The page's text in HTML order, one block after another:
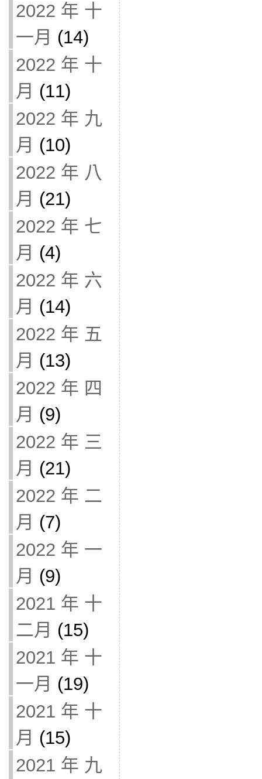
2022 年 十
一月 (14)
2022 年 十
月 (11)
2022 年 九
月 (10)
2022 年 八
月 (21)
2022 年 七
月 (4)
2022 年 六
月 (14)
2022 年 五
月 (13)
2022 年 四
月 (9)
2022 年 三
月 (21)
2022 年 二
月 (7)
2022 年 一
月 (9)
2021 年 十
二月 (15)
2021 年 十
一月 (19)
2021 年 十
月 (15)
2021 年 九